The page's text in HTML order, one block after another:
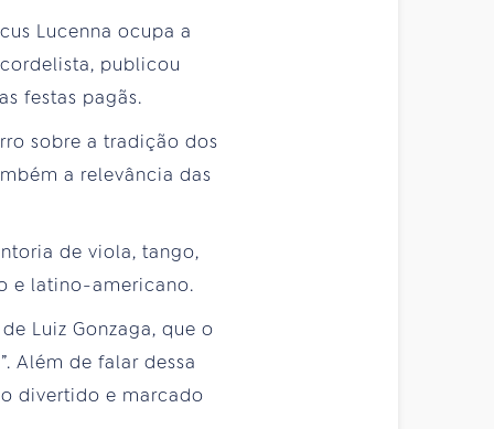
Lucenna ocupa a
publicou
festas pagãs.
sobre a tradição dos
a relevância das
de viola, tango,
e latino-americano.
Luiz Gonzaga, que o
Além de falar dessa
divertido e marcado